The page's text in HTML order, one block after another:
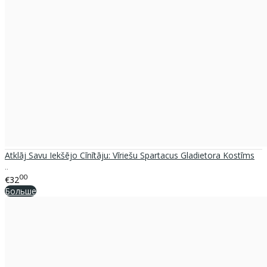
Atklāj Savu Iekšējo Cīnītāju: Vīriešu Spartacus Gladietora Kostīms
..
€3200
Больше